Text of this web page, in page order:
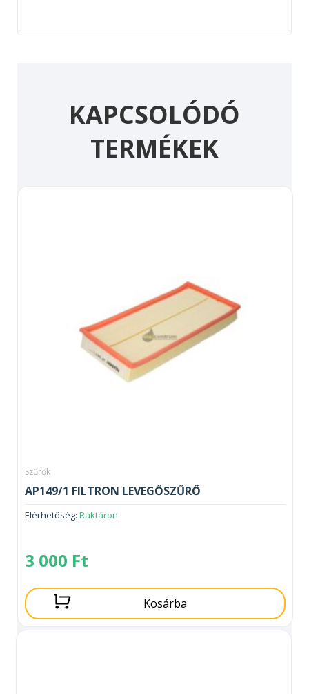
KAPCSOLÓDÓ
TERMÉKEK
Szűrők
AP149/1 FILTRON LEVEGŐSZŰRŐ
Elérhetőség: Raktáron
3 000 Ft
Kosárba